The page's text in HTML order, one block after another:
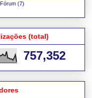
(7)
(total)
757,352